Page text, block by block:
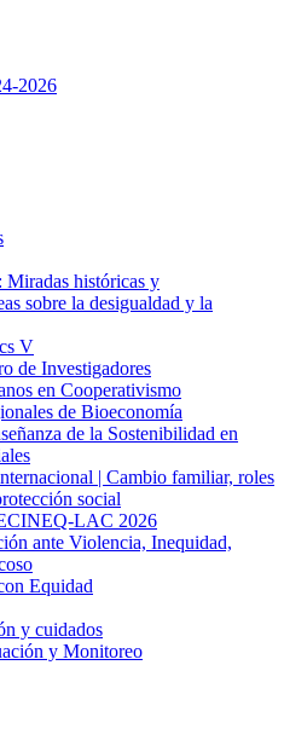
2026
Miradas históricas y
sobre la desigualdad y la
V
de Investigadores
en Cooperativismo
de Bioeconomía
de la Sostenibilidad en
| Cambio familiar, roles
social
LAC 2026
ante Violencia, Inequidad,
Equidad
y cuidados
y Monitoreo